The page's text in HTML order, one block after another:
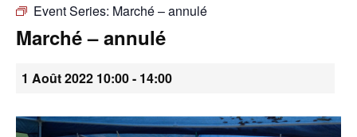
Canton
Event Series: Marché – annulé
Marché – annulé
1 Août 2022 10:00- 14:00